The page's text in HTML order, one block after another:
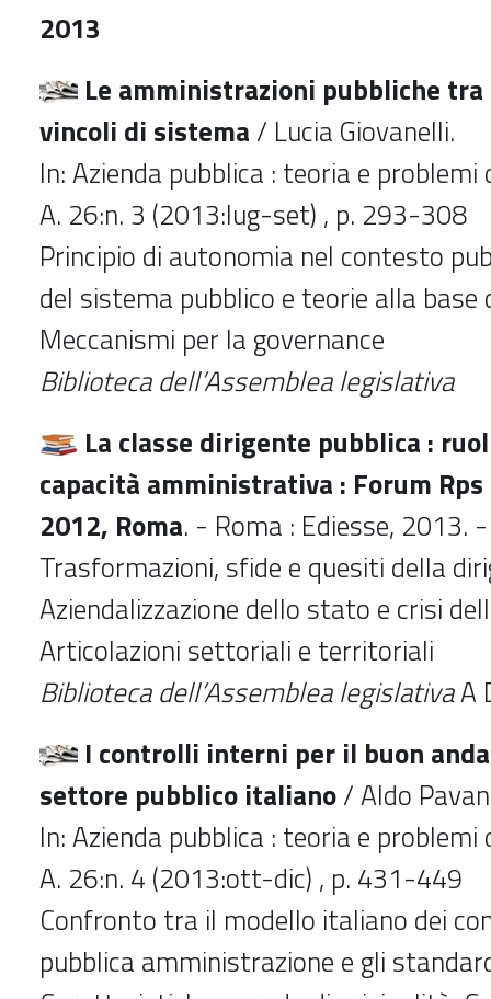
2013
Le amministrazioni pubbliche
vincoli di sistema / Lucia Giovanelli.
In: Azienda pubblica : teoria e
A. 26:n. 3 (2013:lug-set) , p. 293-308
Principio di autonomia nel contesto
del sistema pubblico e teorie alla base
Meccanismi per la governance
Biblioteca dell’Assemblea legislativa
La classe dirigente pubblica :
capacità amministrativa : Forum
2012, Roma. - Roma : Ediesse, 2013.
Trasformazioni, sfide e quesiti della
Aziendalizzazione dello stato e crisi
Articolazioni settoriali e territoriali
Biblioteca dell’Assemblea legislativaA
I controlli interni per il buon
settore pubblico italiano/ Aldo
In: Azienda pubblica : teoria e
A. 26:n. 4 (2013:ott-dic) , p. 431-449
Confronto tra il modello italiano dei
pubblica amministrazione e gli